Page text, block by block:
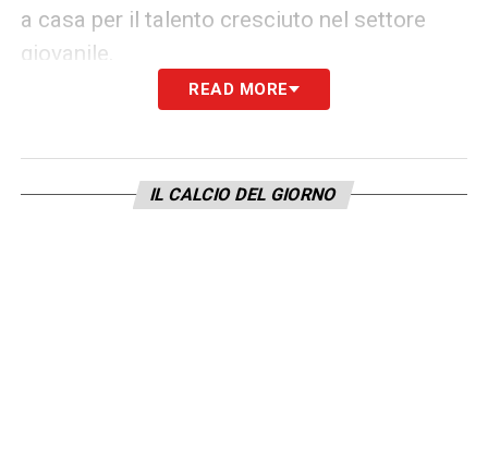
a casa per il talento cresciuto nel settore
giovanile.
Dieci anni di Milan: il possibile
ritorno
Liberali ha infatti trascorsodieci anni nel
READ MORE
IL CALCIO DEL GIORNO